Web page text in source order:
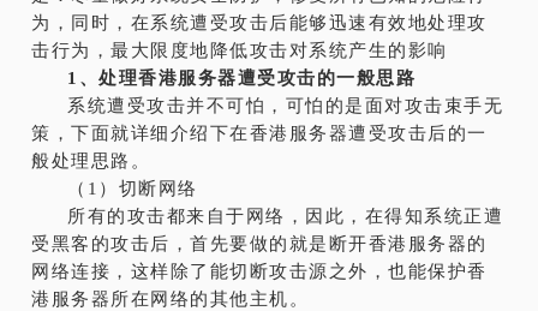
为，同时，在系统遭受攻击后能够迅速有效地处理攻
击行为，最大限度地降低攻击对系统产生的影响
1、处理香港服务器遭受攻击的一般思路
系统遭受攻击并不可怕，可怕的是面对攻击束手无
策，下面就详细介绍下在香港服务器遭受攻击后的一
般处理思路。
（1）切断网络
所有的攻击都来自于网络，因此，在得知系统正遭
受黑客的攻击后，首先要做的就是断开香港服务器的
网络连接，这样除了能切断攻击源之外，也能保护香
港服务器所在网络的其他主机。